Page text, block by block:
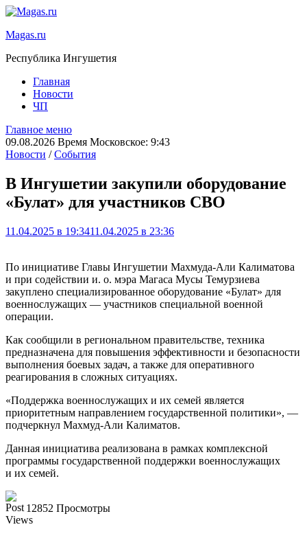
Magas.ru
Республика Ингушетия
Главная
Новости
ЧП
Главное меню
09.08.2026 Время Московское: 9:43
Новости /События
В Ингушетии закупили оборудование
«Булат» для участников СВО
11.04.2025 в 19:3411.04.2025 в 23:36
По инициативе Главы Ингушетии Махмуда-Али Калиматова
и при содействии и. о. мэра Магаса Мусы Темурзиева
закуплено специализированное оборудование «Булат» для
военнослужащих — участников специальной военной
операции.
Как сообщили в региональном правительстве, техника
предназначена для повышения эффективности и безопасности
выполнения боевых задач, а также для оперативного
реагирования в сложных ситуациях.
«Поддержка военнослужащих и их семей является
приоритетным направлением государственной политики», —
подчеркнул Махмуд-Али Калиматов.
Данная инициатива реализована в рамках комплексной
программы государственной поддержки военнослужащих
и их семей.
12852 Просмотры